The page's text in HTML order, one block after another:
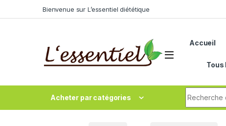
Bienvenue sur L’essentiel diététique
Accueil
Tous
Acheter par catégories